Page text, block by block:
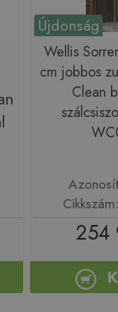
Újdonság
Wellis
cm jobbos
Clean
254